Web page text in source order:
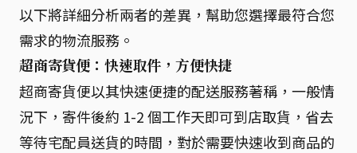
以下將詳細分析兩者的差異，幫助您選擇最符合您
需求的物流服務。
超商寄貨便：快速取件，方便快捷
超商寄貨便以其快速便捷的配送服務著稱，一般情
況下，寄件後約 1-2 個工作天即可到店取貨，省去
等待宅配員送貨的時間，對於需要快速收到商品的